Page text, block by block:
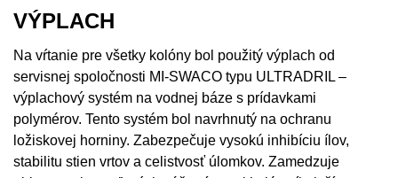
VÝPLACH
Na vŕtanie pre všetky kolóny bol použitý výplach od
servisnej spoločnosti MI-SWACO typu ULTRADRIL –
výplachový systém na vodnej báze s prídavkami
polymérov. Tento systém bol navrhnutý na ochranu
ložiskovej horniny. Zabezpečuje vysokú inhibíciu ílov,
stabilitu stien vrtov a celistvosť úlomkov. Zamedzuje